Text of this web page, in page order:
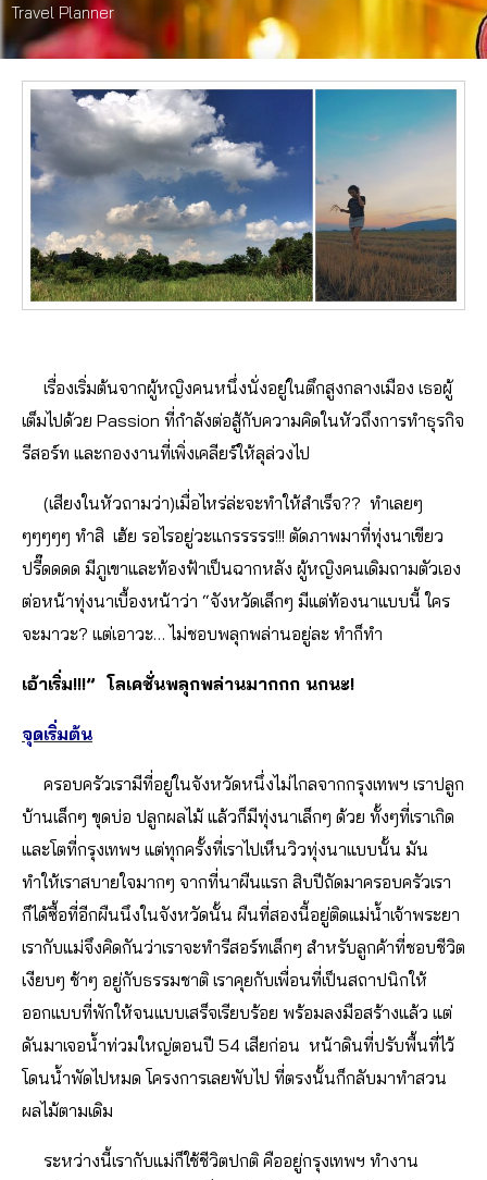
Travel Planner
เรื่องเริ่มต้นจากผู้หญิงคนหนึ่งนั่งอยู่ในตึกสูงกลางเมือง เธอผู้
เต็มไปด้วย Passion ที่กำลังต่อสู้กับความคิดในหัวถึงการทำธุรกิจ
รีสอร์ท และกองงานที่เพิ่งเคลียร์ให้ลุล่วงไป
(เสียงในหัวถามว่า)เมื่อไหร่ล่ะจะทำให้สำเร็จ?? ทำเลยๆ
ๆๆๆๆๆ ทำสิ เฮ้ย รอไรอยู่วะแกรรรรร!!! ตัดภาพมาที่ทุ่งนาเขียว
ปรี๊ดดดด มีภูเขาและท้องฟ้าเป็นฉากหลัง ผู้หญิงคนเดิมถามตัวเอง
ต่อหน้าทุ่งนาเบื้องหน้าว่า “จังหวัดเล็กๆ มีแต่ท้องนาแบบนี้ ใคร
จะมาวะ? แต่เอาวะ… ไม่ชอบพลุกพล่านอยู่ละ ทำก็ทำ
เอ้าเริ่ม!!!” โลเคชั่นพลุกพล่านมากกก นกนะ!
จุดเริ่มต้น
ครอบครัวเรามีที่อยู่ในจังหวัดหนึ่งไม่ไกลจากกรุงเทพฯ เราปลูก
บ้านเล็กๆ ขุดบ่อ ปลูกผลไม้ แล้วก็มีทุ่งนาเล็กๆ ด้วย ทั้งๆที่เราเกิด
และโตที่กรุงเทพฯ แต่ทุกครั้งที่เราไปเห็นวิวทุ่งนาแบบนั้น มัน
ทำให้เราสบายใจมากๆ จากที่นาผืนแรก สิบปีถัดมาครอบครัวเรา
ก็ได้ซื้อที่อีกผืนนึงในจังหวัดนั้น ผืนที่สองนี้อยู่ติดแม่น้ำเจ้าพระยา
เรากับแม่จึงคิดกันว่าเราจะทำรีสอร์ทเล็กๆ สำหรับลูกค้าที่ชอบชีวิต
เงียบๆ ช้าๆ อยู่กับธรรมชาติ เราคุยกับเพื่อนที่เป็นสถาปนิกให้
ออกแบบที่พักให้จนแบบเสร็จเรียบร้อย พร้อมลงมือสร้างแล้ว แต่
ดันมาเจอน้ำท่วมใหญ่ตอนปี 54 เสียก่อน หน้าดินที่ปรับพื้นที่ไว้
โดนน้ำพัดไปหมด โครงการเลยพับไป ที่ตรงนั้นก็กลับมาทำสวน
ผลไม้ตามเดิม
ระหว่างนี้เรากับแม่ก็ใช้ชีวิตปกติ คืออยู่กรุงเทพฯ ทำงาน